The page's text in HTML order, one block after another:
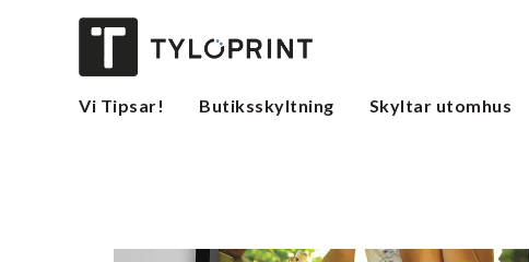
Vi Tipsar! Butiksskyltning Skyltar utomhus